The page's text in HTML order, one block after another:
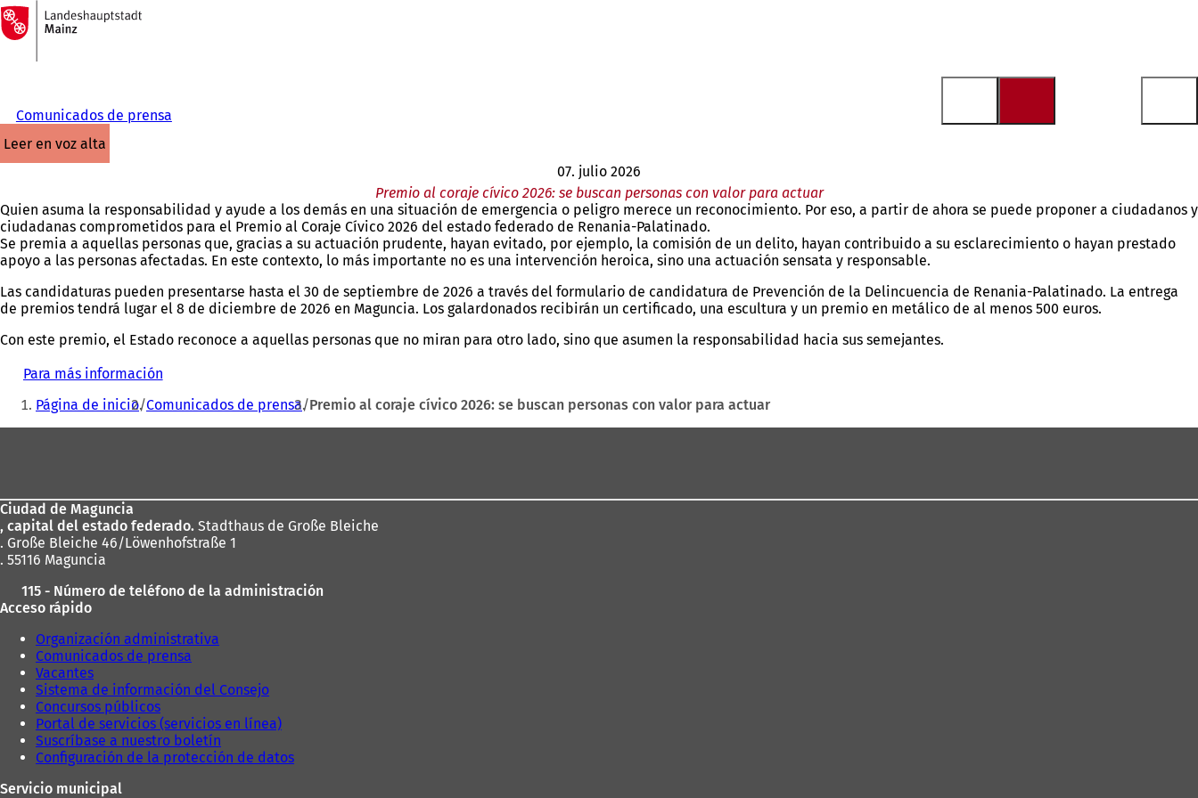
Saltar al contenido
A
la
página
Comunicados de prensa
leer en voz alta
07. julio 2026
Premio al coraje cívico 2026: se buscan personas con valor para actuar
Quien asuma la responsabilidad y ayude a los demás en una situación de emergencia o peligro merece un reconocimiento. Por eso, a partir de ahora se puede proponer a ciudadanos y
ciudadanas comprometidos para el Premio al Coraje Cívico 2026 del estado federado de Renania-Palatinado.
Se premia a aquellas personas que, gracias a su actuación prudente, hayan evitado, por ejemplo, la comisión de un delito, hayan contribuido a su esclarecimiento o hayan prestado
apoyo a las personas afectadas. En este contexto, lo más importante no es una intervención heroica, sino una actuación sensata y responsable.
Las candidaturas pueden presentarse hasta el 30 de septiembre de 2026 a través del formulario de candidatura de Prevención de la Delincuencia de Renania-Palatinado. La entrega
de premios tendrá lugar el 8 de diciembre de 2026 en Maguncia. Los galardonados recibirán un certificado, una escultura y un premio en metálico de al menos 500 euros.
Con este premio, el Estado reconoce a aquellas personas que no miran para otro lado, sino que asumen la responsabilidad hacia sus semejantes.
Para más información
e
a
u
n
u
a
p
s
t
a
ñ
a
Estás
aquí:
Página de inicio Comunicados de prensa Premio al coraje cívico 2026: se buscan personas con valor para actuar
pies
Ciudad de Maguncia
, capital del estado federado. Stadthaus de Große Bleiche
. Große Bleiche 46/Löwenhofstraße 1
. 55116 Maguncia
115 - Número de teléfono de la administración
Acceso rápido
Organización administrativa
Comunicados de prensa
Vacantes
Sistema de información del Consejo
Concursos públicos
Portal de servicios (servicios en línea)
Suscríbase a nuestro boletín
Configuración de la protección de datos
Servicio municipal